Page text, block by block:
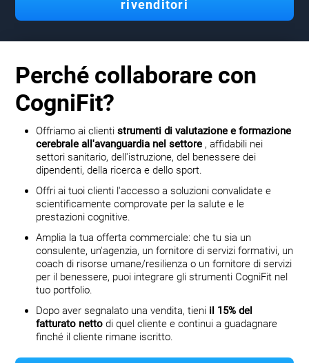
rivenditori
Perché collaborare con
CogniFit?
Offriamo ai clientistrumenti di valutazione e formazione
cerebrale all'avanguardia nel settore , affidabili nei
settori sanitario, dell'istruzione, del benessere dei
dipendenti, della ricerca e dello sport.
Offri ai tuoi clienti l'accesso a soluzioni convalidate e
scientificamente comprovate per la salute e le
prestazioni cognitive.
Amplia la tua offerta commerciale: che tu sia un
consulente, un'agenzia, un fornitore di servizi formativi, un
coach di risorse umane/resilienza o un fornitore di servizi
per il benessere, puoi integrare gli strumenti CogniFit nel
tuo portfolio.
Dopo aver segnalato una vendita, tieni il 15% del
fatturato netto di quel cliente e continui a guadagnare
finché il cliente rimane iscritto.